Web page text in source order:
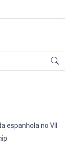
espanhola no VII